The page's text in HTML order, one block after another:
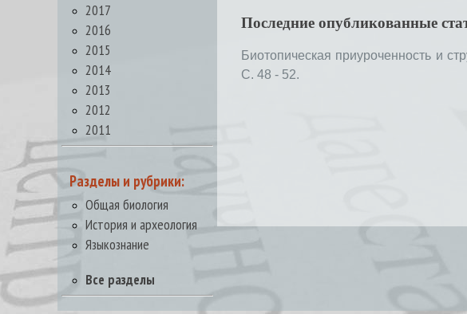
2017
2016
2015
2014
2013
2012
2011
Разделы и рубрики:
Общая биология
История и археология
Языкознание
Все разделы
Последние опубликованные
Биотопическая приуроченность и
С. 48 - 52.